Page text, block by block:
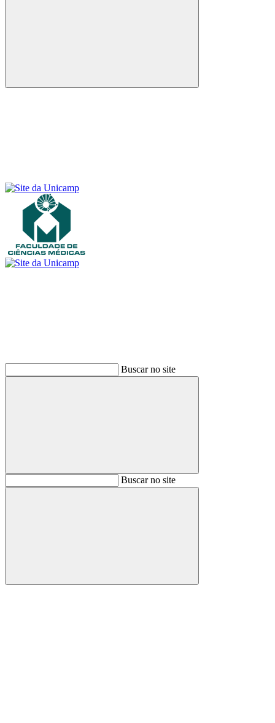
Buscar
Buscar no site
BuscarBuscar no site
Buscar